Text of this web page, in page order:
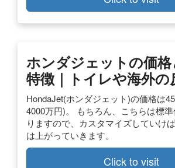
ホンダジェットの価
特徴｜トイレや海外の
HondaJet(ホンダジェット)の価格は
4000万円)。 もちろん、こちらは標
りますので、カスタマイズしていけ
は上がっていきます。
Click to visit